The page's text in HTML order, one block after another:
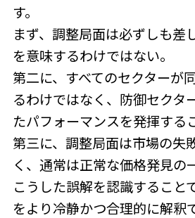
す。
まず、調整局面は必ずしも差
を意味するわけではない。
第二に、すべてのセクターが
るわけではなく、防御セクタ
たパフォーマンスを発揮する
第三に、調整局面は市場の失
く、通常は正常な価格発見の
こうした誤解を認識すること
をより冷静かつ合理的に解釈